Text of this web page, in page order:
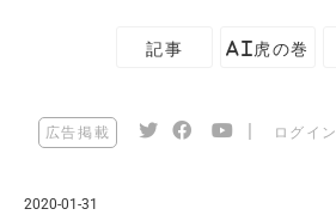
記事 AI虎の巻
広告掲載 ログイン
2020-01-31